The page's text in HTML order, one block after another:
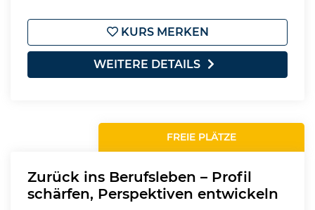
KURS MERKEN
WEITERE DETAILS
FREIE PLÄTZE
Zurück ins Berufsleben – Profil
schärfen, Perspektiven entwickeln